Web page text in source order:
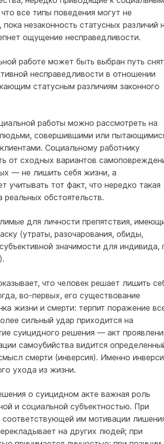
все типы поведения могут не
незаконность статусных различий
ощущение несправедливости.
работе может быть выбран путь
несправедливости в отношении
статусным различиям законного
работы можно рассмотреть на
людьми, совершившими или
Социальному работнику
от сходных вариантов
— не лишить себя жизни, а
учитывать тот факт, что нередко такая
реальных обстоятельств.
для личности препятствия,
(утраты, разочарования, обиды,
значимости для индивида,
что человек решает лишить
во-первых, его существование
жизни и смерти: терпит поражение
сильный удар приходится на
суицидного решения — акт
самоубийства видится
смерти (инверсия). Именно
ухода из жизни.
о суицидном акте важная роль
и социальной субъектностью. При
соответствующей им мотивации
на других людей; при